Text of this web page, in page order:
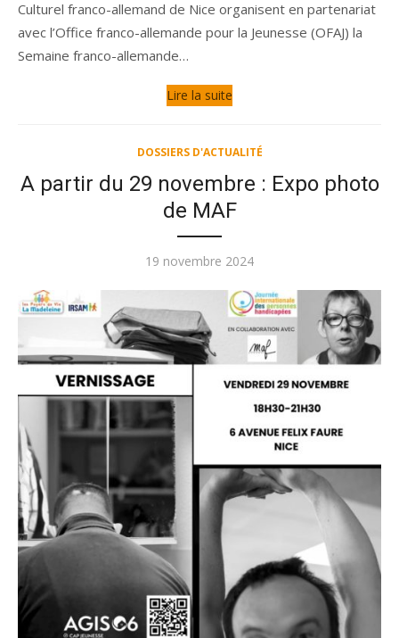
Culturel franco-allemand de Nice organisent en partenariat
avec l’Office franco-allemande pour la Jeunesse (OFAJ) la
Semaine franco-allemande…
Lire la suite
DOSSIERS D'ACTUALITÉ
A partir du 29 novembre : Expo photo
de MAF
Publié
19 novembre 2024